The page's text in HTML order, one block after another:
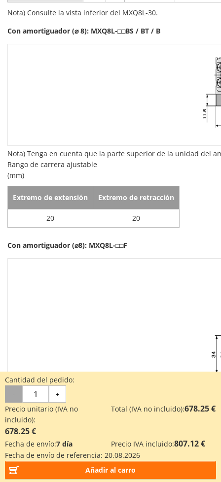
Nota) Consulte la vista inferior del MXQ8L-30.
Con amortiguador (⌀ 8): MXQ8L-□□BS / BT / B
Nota) Tenga en cuenta que la parte superior de la unidad del
Rango de carrera ajustable
(mm)
Extremo de extensión Extremo de retracción
20 20
Con amortiguador (⌀8): MXQ8L-□□F
Con cerradura de extremo (⌀8): MXQ8L-□□R
Cantidad del pedido:
- +
Precio unitario (IVA no
incluido):
678.25 €
Total (IVA no incluido):678.25 €
Fecha de envío:7 día Precio IVA incluido:807.12 €
Fecha de envío de referencia: 20.08.2026
Añadir al carro